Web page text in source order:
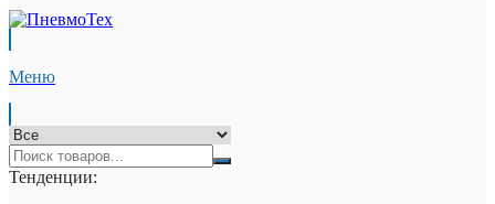
Меню
Тенденции: